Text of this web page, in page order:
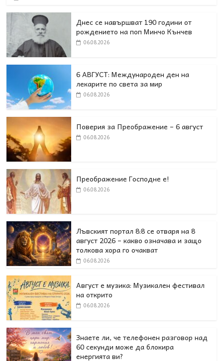
Днес се навършват 190 години от
рождението на поп Минчо Кънчев
06.08.2026
6 АВГУСТ: Международен ден на
лекарите по света за мир
06.08.2026
Поверия за Преображение – 6 август
06.08.2026
Преображение Господне е!
06.08.2026
Лъвският портал 8:8 се отваря на 8
август 2026 – какво означава и защо
толкова хора го очакват
06.08.2026
Август е музика: Музикален фестивал
на открито
06.08.2026
Знаете ли, че телефонен разговор над
60 секунди може да блокира
енергията ви?